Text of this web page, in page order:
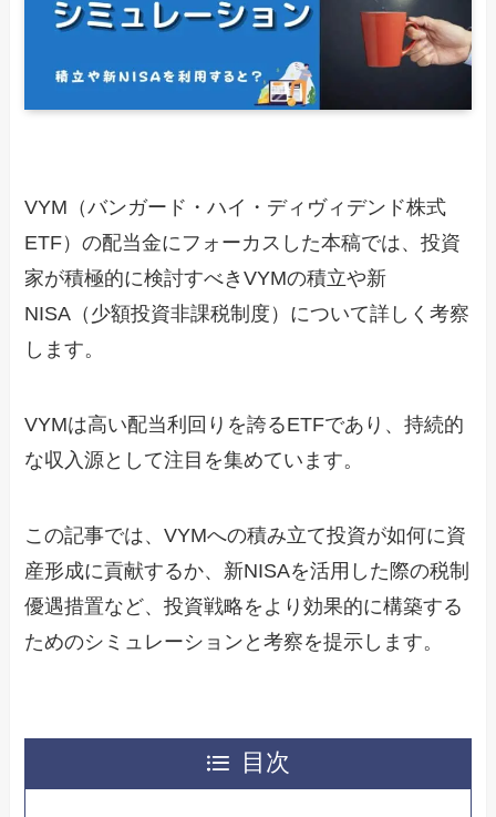
VYM（バンガード・ハイ・ディヴィデンド株式
ETF）の配当金にフォーカスした本稿では、投資
家が積極的に検討すべきVYMの積立や新
NISA（少額投資非課税制度）について詳しく考察
します。
VYMは高い配当利回りを誇るETFであり、持続的
な収入源として注目を集めています。
この記事では、VYMへの積み立て投資が如何に資
産形成に貢献するか、新NISAを活用した際の税制
優遇措置など、投資戦略をより効果的に構築する
ためのシミュレーションと考察を提示します。
目次